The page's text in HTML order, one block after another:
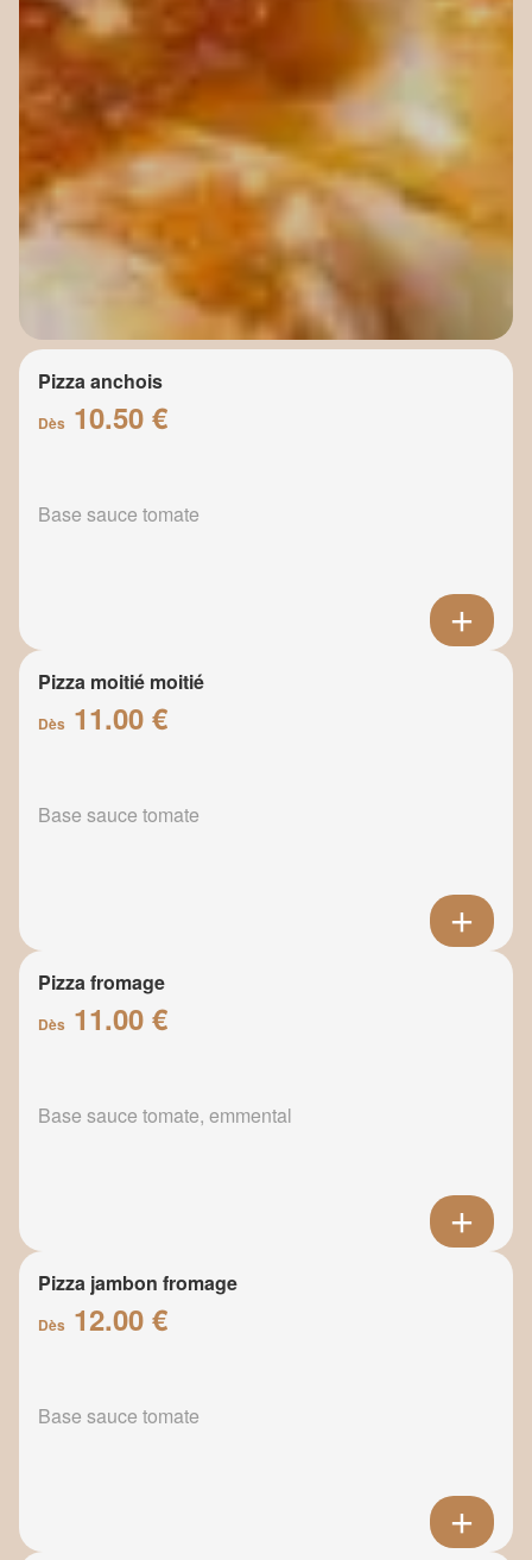
Pizza anchois
Dès 10.50 €
Base sauce tomate
Pizza moitié moitié
Dès 11.00 €
Base sauce tomate
Pizza fromage
Dès 11.00 €
Base sauce tomate, emmental
Pizza jambon fromage
Dès 12.00 €
Base sauce tomate